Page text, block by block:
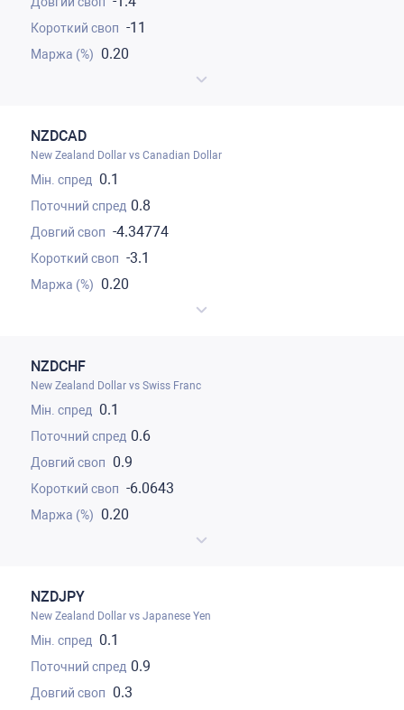
-11
0.20
NZDCAD
New Zealand Dollar vs Canadian Dollar
0.1
0.8
-4.34774
-3.1
0.20
NZDCHF
New Zealand Dollar vs Swiss Franc
0.1
0.6
0.9
-6.0643
0.20
NZDJPY
New Zealand Dollar vs Japanese Yen
0.1
0.9
0.3